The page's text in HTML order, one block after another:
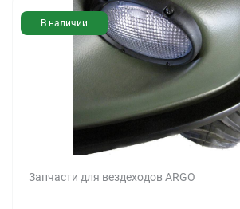
В наличии
Запчасти для вездеходов ARGO